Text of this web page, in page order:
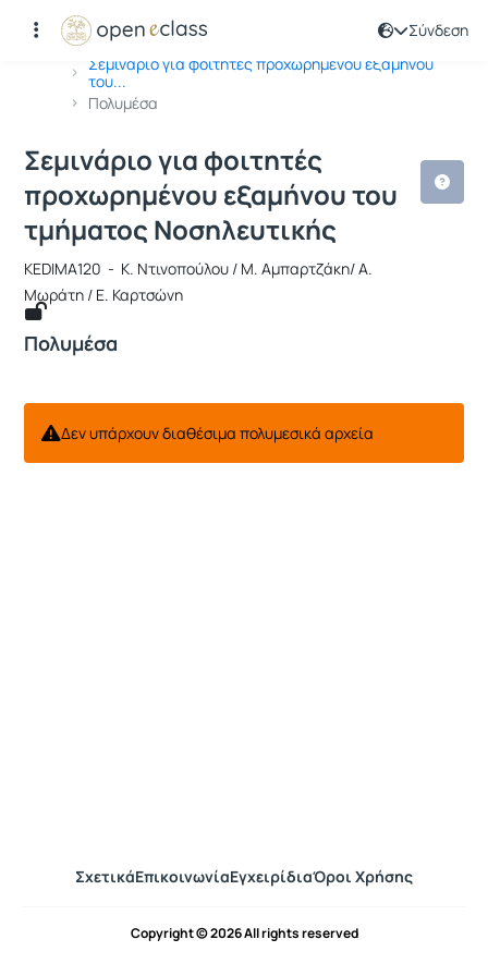
Σύνδεση
Αρχική Σελίδα
Σεμινάριο για φοιτητές προχωρημένου εξαμήνου
του...
Πολυμέσα
Μάθημα : Σεμινάριο για φοιτητές
Κωδικός : KEDIMA120
Σεμινάριο για φοιτητές
προχωρημένου εξαμήνου του
τμήματος Νοσηλευτικής
KEDIMA120 - Κ. Ντινοπούλου / Μ. Αμπαρτζάκη/ Α.
Μωράτη / Ε. Καρτσώνη
Πολυμέσα
Δεν υπάρχουν διαθέσιμα πολυμεσικά αρχεία
ΣχετικάΕπικοινωνίαΕγχειρίδιαΌροι Χρήσης
Copyright © 2026 All rights reserved